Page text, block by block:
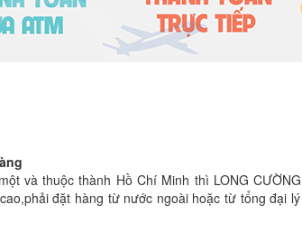
và thuộc thành Hồ Chí Minh thì LONG
đặt hàng từ nước ngoài hoặc từ tổng đại